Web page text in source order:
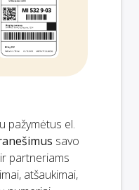
pažymėtus el.
savo
partneriams
atšaukimai,